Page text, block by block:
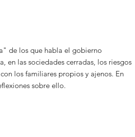
de los que habla el gobierno
en las sociedades cerradas, los riesgos
los familiares propios y ajenos. En
sobre ello.